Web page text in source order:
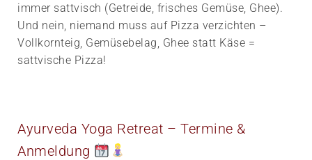
immer sattvisch (Getreide, frisches Gemüse, Ghee).
Und nein, niemand muss auf Pizza verzichten –
Vollkornteig, Gemüse­belag, Ghee statt Käse =
sattvische Pizza!
Ayurveda Yoga Retreat – Termine &
Anmeldung